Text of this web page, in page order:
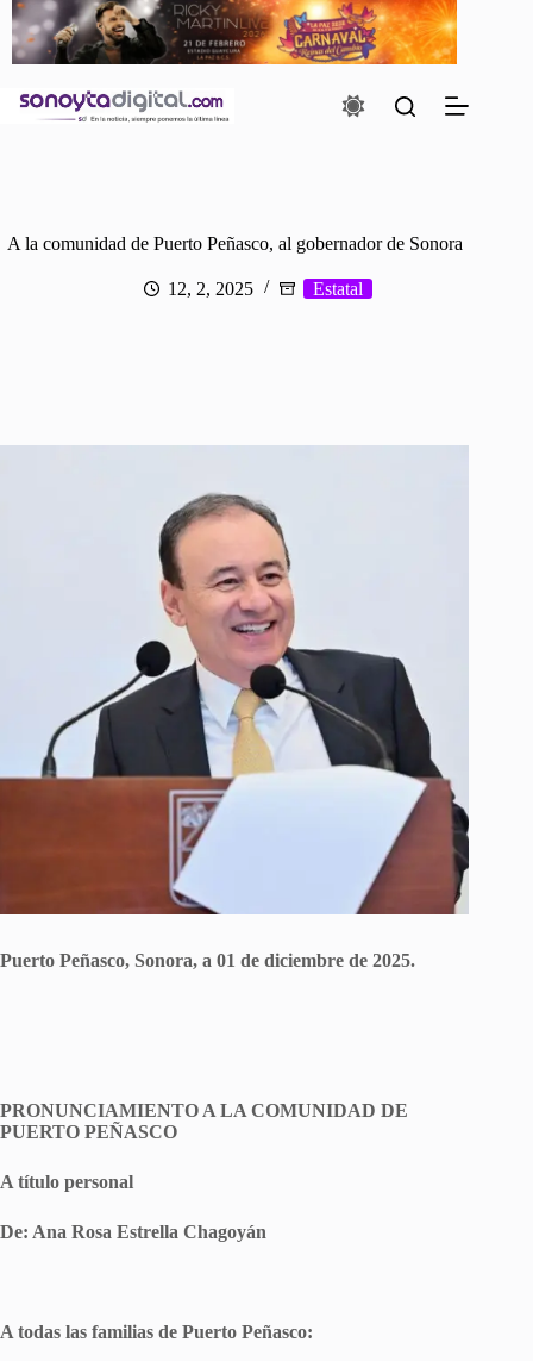
Saltar
contenido
A la comunidad de Puerto Peñasco, al gobernador de Sonora
12, 2, 2025 Estatal
Puerto Peñasco, Sonora, a 01 de diciembre de 2025.
PRONUNCIAMIENTO A LA COMUNIDAD DE
PUERTO PEÑASCO
A título personal
De: Ana Rosa Estrella Chagoyán
A todas las familias de Puerto Peñasco: